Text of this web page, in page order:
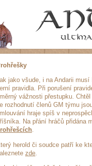
jako všude, i na Andarii musí
pravidla. Při porušení
vážnosti přestupku.
rozhodnutí členů GM týmu
hraje spíš v
Na přání hráčů přidána
.
herold či soudce patří ke
zde